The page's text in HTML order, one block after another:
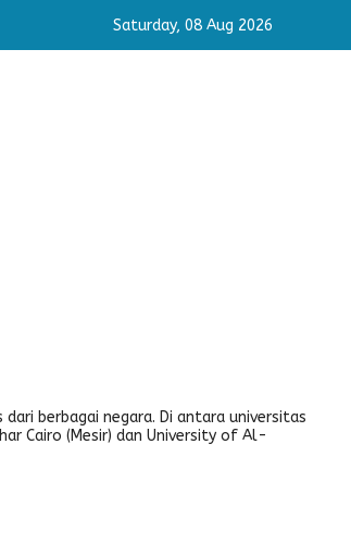
Pribadi Shaleh & Cerdas
Saturday, 08 Aug 2026
berbagai negara. Di antara universitas
Cairo (Mesir) dan University of Al-